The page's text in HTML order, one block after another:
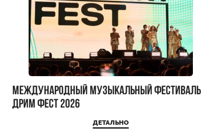
Международный музыкальный фестиваль
ДРИМ ФЕСТ 2026
ДЕТАЛЬНО